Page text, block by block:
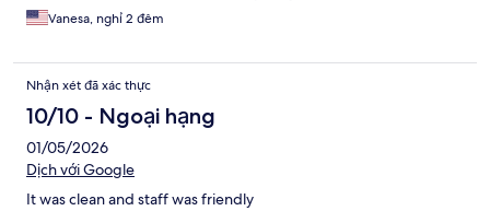
Vanesa, nghỉ 2 đêm
Nhận xét đã xác thực
10/10 - Ngoại hạng
01/05/2026
Dịch với Google
It was clean and staff was friendly